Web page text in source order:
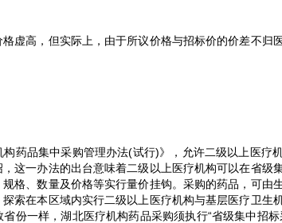
虚高，但实际上，由于所议价格与招标价的价差不归
药品集中采购管理办法(试行)》，允许二级以上医疗
这一办法的出台意味着二级以上医疗机构可以在省级
格、数量及价格等实行量价挂钩。采购的药品，可由
索在本区域内实行二级以上医疗机构与基层医疗卫生
份一样，湖北医疗机构药品采购须执行“省级集中招